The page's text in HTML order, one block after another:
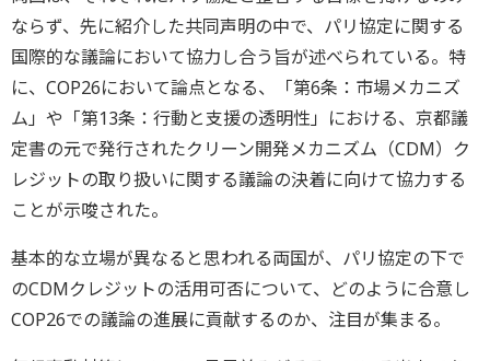
ならず、先に紹介した共同声明の中で、パリ協定に関する
国際的な議論において協力し合う旨が述べられている。特
に、COP26において論点となる、「第6条：市場メカニズ
ム」や「第13条：行動と支援の透明性」における、京都議
定書の元で発行されたクリーン開発メカニズム（CDM）ク
レジットの取り扱いに関する議論の決着に向けて協力する
ことが示唆された。
基本的な立場が異なると思われる両国が、パリ協定の下で
のCDMクレジットの活用可否について、どのように合意し
COP26での議論の進展に貢献するのか、注目が集まる。